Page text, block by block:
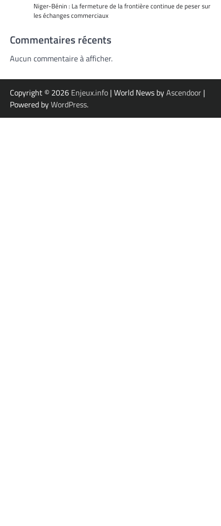
Niger-Bénin : La fermeture de la frontière continue de peser sur
les échanges commerciaux
Commentaires récents
Aucun commentaire à afficher.
Copyright © 2026 Enjeux.info | World News byAscendoor |
Powered byWordPress.